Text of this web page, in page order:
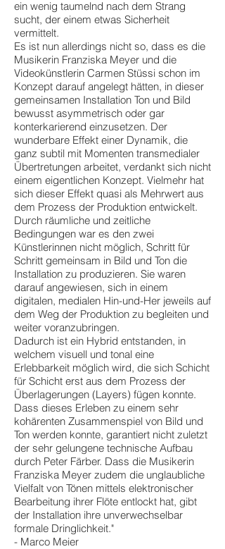
ein wenig taumelnd nach dem Strang
sucht, der einem etwas Sicherheit
vermittelt.
Es ist nun allerdings nicht so, dass es die
Musikerin Franziska Meyer und die
Videokünstlerin Carmen Stüssi schon im
Konzept darauf angelegt hätten, in dieser
gemeinsamen Installation Ton und Bild
bewusst asymmetrisch oder gar
konterkarierend einzusetzen. Der
wunderbare Effekt einer Dynamik, die
ganz subtil mit Momenten transmedialer
Übertretungen arbeitet, verdankt sich nicht
einem eigentlichen Konzept. Vielmehr hat
sich dieser Effekt quasi als Mehrwert aus
dem Prozess der Produktion entwickelt.
Durch räumliche und zeitliche
Bedingungen war es den zwei
Künstlerinnen nicht möglich, Schritt für
Schritt gemeinsam in Bild und Ton die
Installation zu produzieren. Sie waren
darauf angewiesen, sich in einem
digitalen, medialen Hin-und-Her jeweils auf
dem Weg der Produktion zu begleiten und
weiter voranzubringen.
Dadurch ist ein Hybrid entstanden, in
welchem visuell und tonal eine
Erlebbarkeit möglich wird, die sich Schicht
für Schicht erst aus dem Prozess der
Überlagerungen (Layers) fügen konnte.
Dass dieses Erleben zu einem sehr
kohärenten Zusammenspiel von Bild und
Ton werden konnte, garantiert nicht zuletzt
der sehr gelungene technische Aufbau
durch Peter Färber. Dass die Musikerin
Franziska Meyer zudem die unglaubliche
Vielfalt von Tönen mittels elektronischer
Bearbeitung ihrer Flöte entlockt hat, gibt
der Installation ihre unverwechselbar
formale Dringlichkeit."
- Marco Meier